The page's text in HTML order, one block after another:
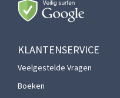
KLANTENSERVICE
Veelgestelde Vragen
Boeken